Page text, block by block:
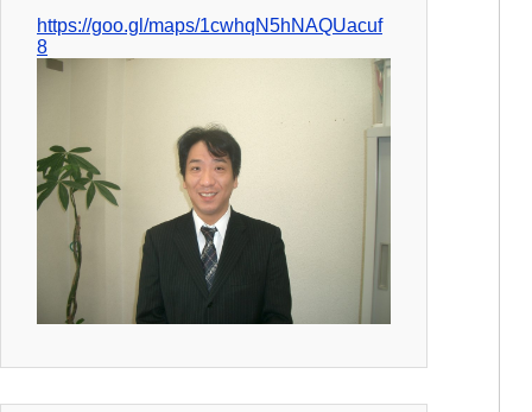
https://goo.gl/maps/1cwhqN5hNAQUacuf
8